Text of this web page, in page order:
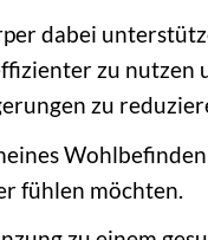
dabei
zu nutzen
zu
fühlen möchten.